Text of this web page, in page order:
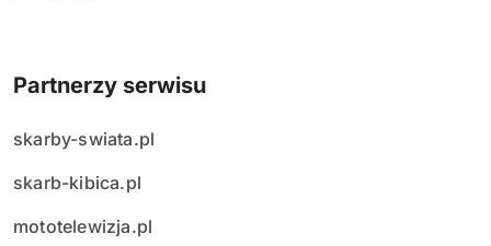
Partnerzy serwisu
skarby-swiata.pl
skarb-kibica.pl
mototelewizja.pl